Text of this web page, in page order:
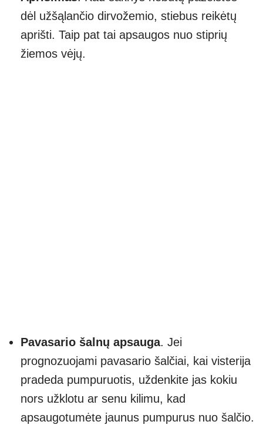
dėl užšąlančio dirvožemio, stiebus reikėtų
aprišti. Taip pat tai apsaugos nuo stiprių
žiemos vėjų.
Pavasario šalnų apsauga. Jei
prognozuojami pavasario šalčiai, kai visterija
pradeda pumpuruotis, uždenkite jas kokiu
nors užklotu ar senu kilimu, kad
apsaugotumėte jaunus pumpurus nuo šalčio.